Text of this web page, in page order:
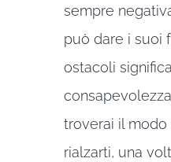
sempre
può dare i suoi
ostacoli
troverai il modo
rialzarti, una